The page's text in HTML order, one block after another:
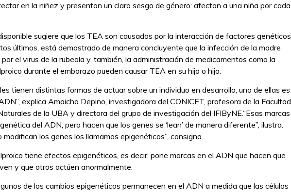
en la niñez y presentan un claro sesgo de género: afectan a una niña por cada
sugiere que los TEA son causados por la interacción de factores genéticos
últimos, está demostrado de manera concluyente que la infección de la madre
el virus de la rubeola y, también, la administración de medicamentos como la
durante el embarazo pueden causar TEA en su hija o hijo.
tienen distintas formas de actuar sobre un individuo en desarrollo, una de ellas es
explica Amaicha Depino, investigadora del CONICET, profesora de la Facultad
de la UBA y directora del grupo de investigación del IFIByNE.“Esas marcas
del ADN, pero hacen que los genes se ‘lean’ de manera diferente”, ilustra.
modifican los genes los llamamos epigenéticos”, consigna.
tiene efectos epigenéticos, es decir, pone marcas en el ADN que hacen que
y que otros actúen anormalmente.
de los cambios epigenéticos permanecen en el ADN a medida que las células